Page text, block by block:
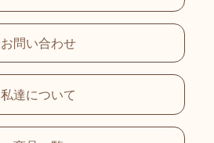
お問い合わせ
私達について